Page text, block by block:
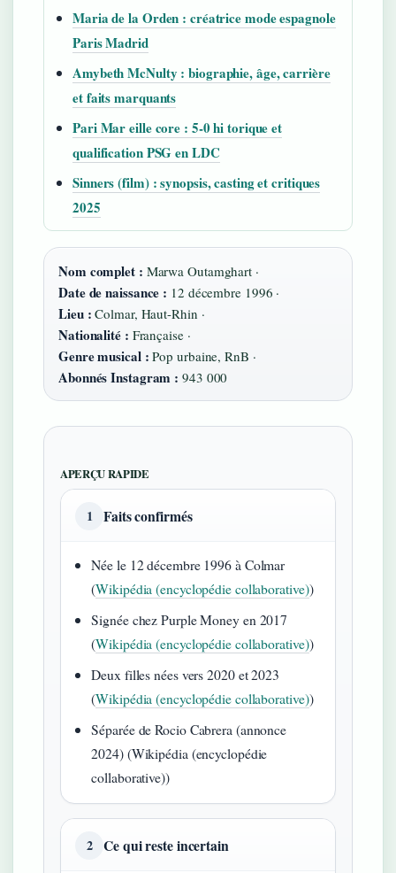
Maria de la Orden : créatrice mode espagnole
Paris Madrid
Amybeth McNulty : biographie, âge, carrière
et faits marquants
Pari Mar eille core : 5-0 hi torique et
qualification PSG en LDC
Sinners (film) : synopsis, casting et critiques
2025
Nom complet : Marwa Outamghart ·
Date de naissance : 12 décembre 1996 ·
Lieu : Colmar, Haut-Rhin ·
Nationalité : Française ·
Genre musical : Pop urbaine, RnB ·
Abonnés Instagram : 943 000
APERÇU RAPIDE
1 Faits confirmés
Née le 12 décembre 1996 à Colmar
(Wikipédia (encyclopédie collaborative))
Signée chez Purple Money en 2017
(Wikipédia (encyclopédie collaborative))
Deux filles nées vers 2020 et 2023
(Wikipédia (encyclopédie collaborative))
Séparée de Rocio Cabrera (annonce
2024) (Wikipédia (encyclopédie
collaborative))
2 Ce qui reste incertain